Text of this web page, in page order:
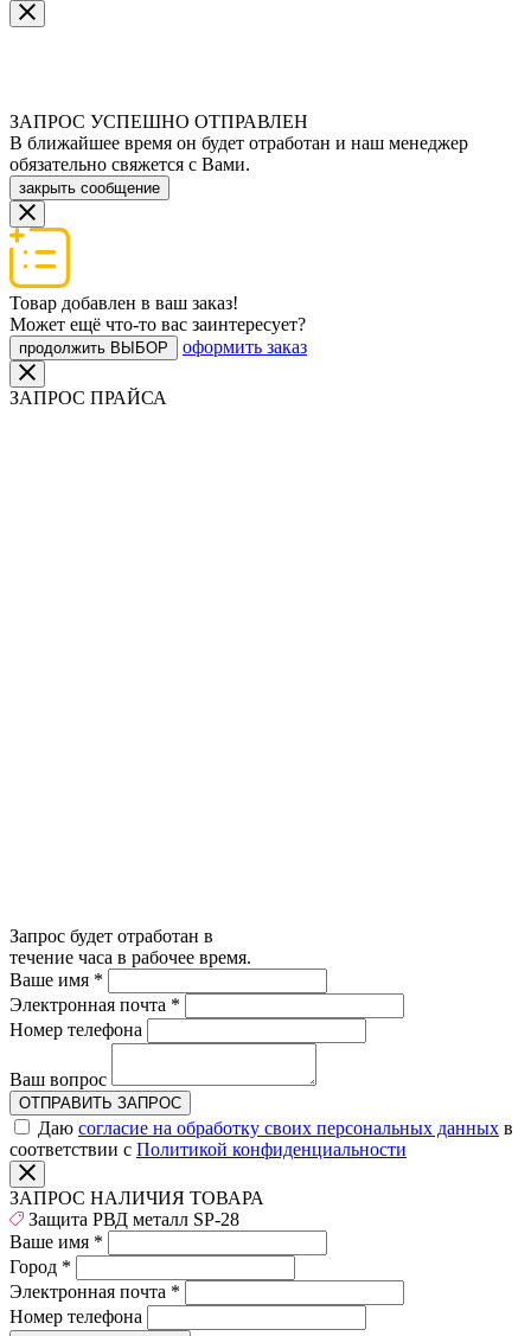
ЗАПРОС УСПЕШНО ОТПРАВЛЕН
В ближайшее время он будет отработан и наш менеджер
обязательно свяжется с Вами.
закрыть сообщение
Товар добавлен в ваш заказ!
Может ещё что-то вас заинтересует?
продолжить ВЫБОР оформить заказ
ЗАПРОС ПРАЙСА
Запрос будет отработан в
течение часа в рабочее время.
Ваше имя *
Электронная почта *
Номер телефона
Ваш вопрос
ОТПРАВИТЬ ЗАПРОС
Даю согласие на обработку своих персональных данных в
соответствии с Политикой конфиденциальности
ЗАПРОС НАЛИЧИЯ ТОВАРА
Защита РВД металл SP-28
Ваше имя *
Город *
Электронная почта *
Номер телефона